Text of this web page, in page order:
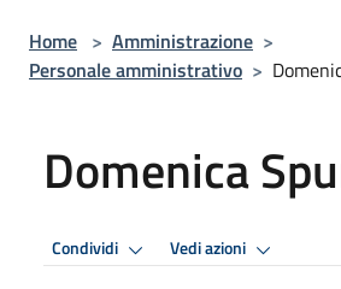
Home > Amministrazione >
Personale amministrativo >
Domenica
Condividi Vedi azioni